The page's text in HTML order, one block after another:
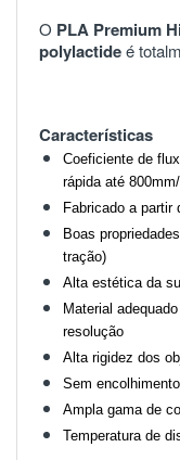
O PLA Premium
polylactideé
Características
Coeficiente de
rápida até
Fabricado a partir
Boas
tração)
Alta estética da
Material
resolução
Alta rigidez dos
Sem
Ampla gama de
Temperatura de